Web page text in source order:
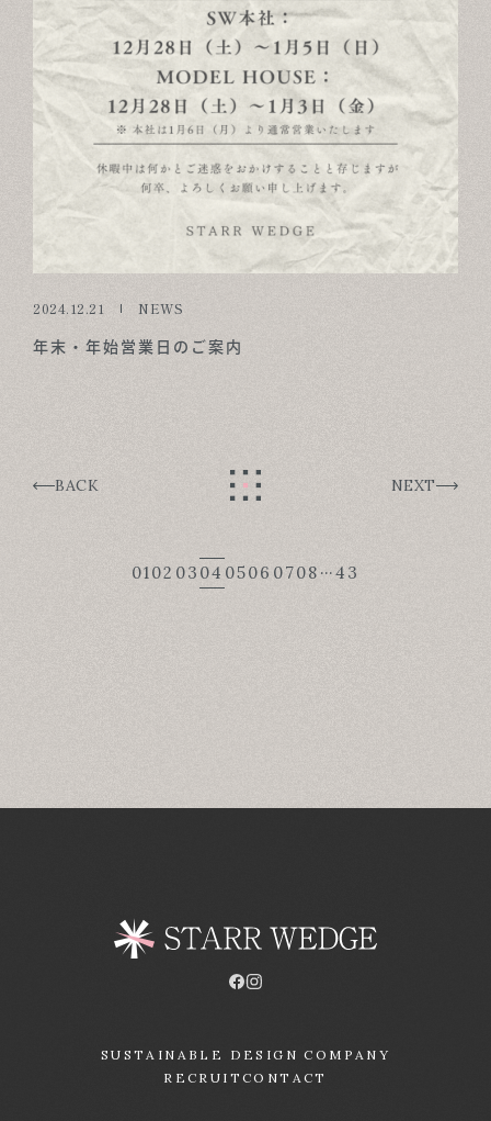
2024.12.21 NEWS
年末・年始営業日のご案内
BACK
0102 03 04 0506 0708 …43
NEXT
SUSTAINABLE DESIGN COMPANY
RECRUIT CONTACT